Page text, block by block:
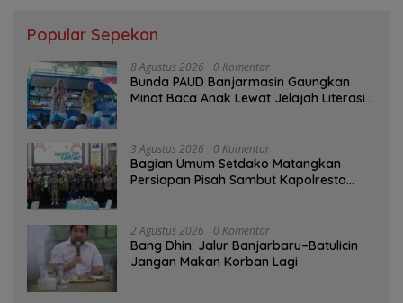
Popular Sepekan
8 Agustus 2026 0 Komentar
Bunda PAUD Banjarmasin Gaungkan
Minat Baca Anak Lewat Jelajah Literasi
3 Agustus 2026 0 Komentar
Bagian Umum Setdako Matangkan
Persiapan Pisah Sambut Kapolresta
2 Agustus 2026 0 Komentar
Bang Dhin: Jalur Banjarbaru–Batulicin
Jangan Makan Korban Lagi